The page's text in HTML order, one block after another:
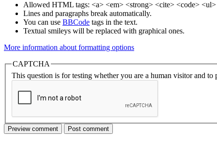
Allowed HTML tags: <a> <em> <strong> <cite> <code>
Lines and paragraphs break automatically.
You can use BBCode tags in the text.
Textual smileys will be replaced with graphical ones.
More information about formatting options
CAPTCHA
This question is for testing whether you are a human visitor and to